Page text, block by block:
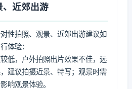
、近郊出游
性拍照、观景、近郊出游建议如
体验：
低，户外拍照出片效果不佳，远
建议拍摄近景、特写；观景时需
响观景体验。